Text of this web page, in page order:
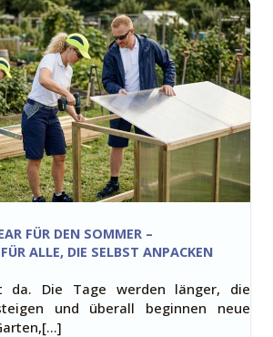
FÜR DEN SOMMER –
ALLE, DIE SELBST ANPACKEN
da. Die Tage werden länger, die
und überall beginnen neue